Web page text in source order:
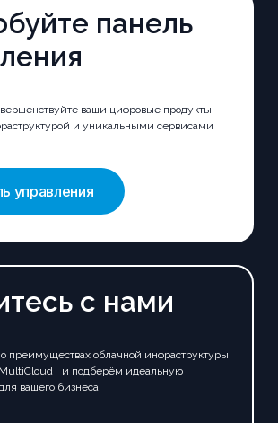
панель
ваши цифровые продукты
и уникальными сервисами
управления
с нами
преимуществах облачной инфраструктуры
MultiCloud и подберём идеальную
вашего бизнеса